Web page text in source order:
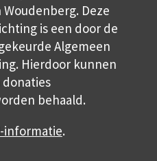
Woudenberg. Deze
is een door de
Algemeen
Hierdoor kunnen
behaald.
informatie.